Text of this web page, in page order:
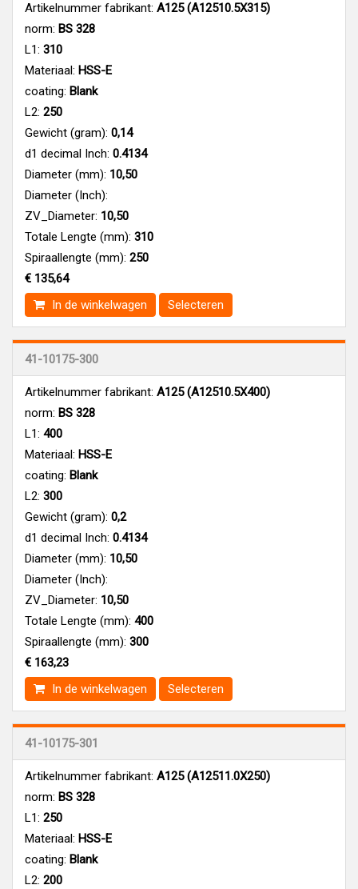
Artikelnummer fabrikant: A125 (A12510.5X315)
norm: BS 328
L1: 310
Materiaal: HSS-E
coating: Blank
L2: 250
Gewicht (gram): 0,14
d1 decimal Inch: 0.4134
Diameter (mm): 10,50
Diameter (Inch):
ZV_Diameter: 10,50
Totale Lengte (mm): 310
Spiraallengte (mm): 250
€ 135,64
In de winkelwagen
Selecteren
41-10175-300
Artikelnummer fabrikant: A125 (A12510.5X400)
norm: BS 328
L1: 400
Materiaal: HSS-E
coating: Blank
L2: 300
Gewicht (gram): 0,2
d1 decimal Inch: 0.4134
Diameter (mm): 10,50
Diameter (Inch):
ZV_Diameter: 10,50
Totale Lengte (mm): 400
Spiraallengte (mm): 300
€ 163,23
In de winkelwagen
Selecteren
41-10175-301
Artikelnummer fabrikant: A125 (A12511.0X250)
norm: BS 328
L1: 250
Materiaal: HSS-E
coating: Blank
L2: 200